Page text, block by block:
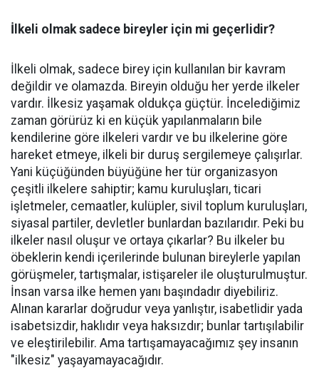
İlkeli olmak sadece bireyler için mi geçerlidir?
İlkeli olmak, sadece birey için kullanılan bir kavram
değildir ve olamazda. Bireyin olduğu her yerde ilkeler
vardır. İlkesiz yaşamak oldukça güçtür. İncelediğimiz
zaman görürüz ki en küçük yapılanmaların bile
kendilerine göre ilkeleri vardır ve bu ilkelerine göre
hareket etmeye, ilkeli bir duruş sergilemeye çalışırlar.
Yani küçüğünden büyüğüne her tür organizasyon
çeşitli ilkelere sahiptir; kamu kuruluşları, ticari
işletmeler, cemaatler, kulüpler, sivil toplum kuruluşları,
siyasal partiler, devletler bunlardan bazılarıdır. Peki bu
ilkeler nasıl oluşur ve ortaya çıkarlar? Bu ilkeler bu
öbeklerin kendi içerilerinde bulunan bireylerle yapılan
görüşmeler, tartışmalar, istişareler ile oluşturulmuştur.
İnsan varsa ilke hemen yanı başındadır diyebiliriz.
Alınan kararlar doğrudur veya yanlıştır, isabetlidir yada
isabetsizdir, haklıdır veya haksızdır; bunlar tartışılabilir
ve eleştirilebilir. Ama tartışamayacağımız şey insanın
"ilkesiz" yaşayamayacağıdır.